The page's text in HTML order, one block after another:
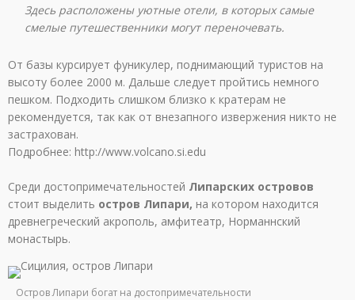
Здесь расположены уютные отели, в которых самые
смелые путешественники могут переночевать.
От базы курсирует фуникулер, поднимающий туристов на
высоту более 2000 м. Дальше следует пройтись немного
пешком. Подходить слишком близко к кратерам не
рекомендуется, так как от внезапного извержения никто не
застрахован.
Подробнее: http://www.volcano.si.edu
Среди достопримечательностей Липарских островов
стоит выделить остров Липари, на котором находится
древнегреческий акрополь, амфитеатр, Норманнский
монастырь.
Остров Липари богат на достопримечательности